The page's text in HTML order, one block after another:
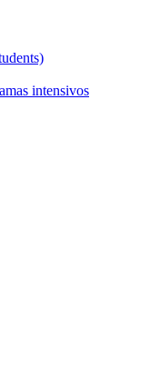
intensivos